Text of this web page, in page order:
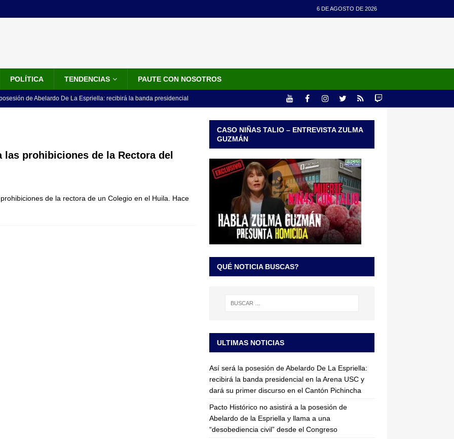
6 DE AGOSTO DE 2026
POLÍTICA TENDENCIAS PAUTE CON NOSOTROS
de Abelardo De La Espriella: recibirá la banda presidencial
LO ÚLTIMO
de un sastre colombiano reconocido en el mundo
prohibiciones de la Rectora del
de la rectora de un Colegio en el Huila. Hace
CASO NIÑAS TALIO – ENTREVISTA ZULMA
GUZMÁN
QUÉ NOTICIA BUSCAS?
ULTIMAS NOTICIAS
Así será la posesión de Abelardo De La Espriella:
recibirá la banda presidencial en la Arena USC y
dará su primer discurso en el Cantón Pichincha
Pacto Histórico no asistirá a la posesión de
Abelardo de la Espriella y llama a una
“desobediencia civil” desde el Congreso